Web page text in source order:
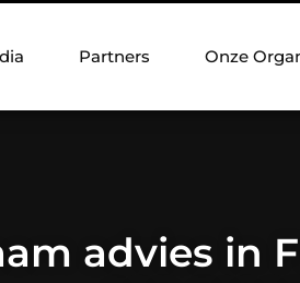
Partners Onze
advies in